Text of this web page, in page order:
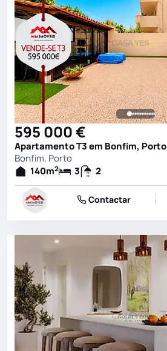
595 000 €
Apartamento T3 em Bonfim, Porto
Bonfim, Porto
140m2 3 2
Contactar